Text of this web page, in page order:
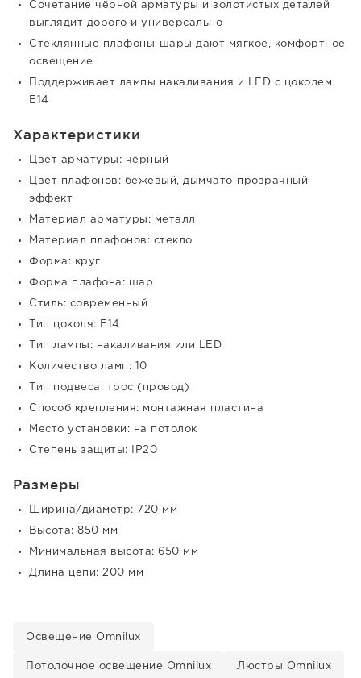
Сочетание чёрной арматуры и золотистых деталей
выглядит дорого и универсально
Стеклянные плафоны-шары дают мягкое, комфортное
освещение
Поддерживает лампы накаливания и LED с цоколем
E14
Характеристики
Цвет арматуры: чёрный
Цвет плафонов: бежевый, дымчато-прозрачный
эффект
Материал арматуры: металл
Материал плафонов: стекло
Форма: круг
Форма плафона: шар
Стиль: современный
Тип цоколя: E14
Тип лампы: накаливания или LED
Количество ламп: 10
Тип подвеса: трос (провод)
Способ крепления: монтажная пластина
Место установки: на потолок
Степень защиты: IP20
Размеры
Ширина/диаметр: 720 мм
Высота: 850 мм
Минимальная высота: 650 мм
Длина цепи: 200 мм
Освещение Omnilux
Потолочное освещение Omnilux Люстры Omnilux